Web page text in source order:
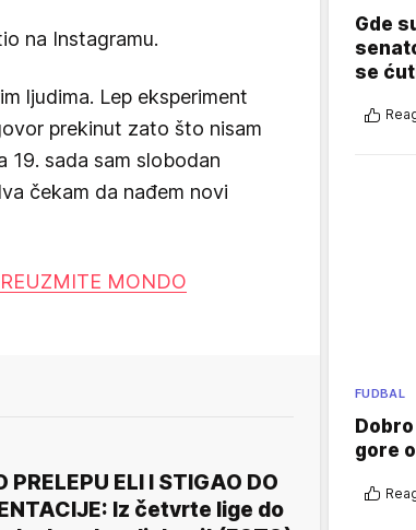
na Instagramu.
ljudima. Lep eksperiment
prekinut zato što nisam
19. sada sam slobodan
čekam da nađem novi
MONDO
PRELEPU ELI I STIGAO DO
Iz četvrte lige do
Gde
se
FUDBAL
gore